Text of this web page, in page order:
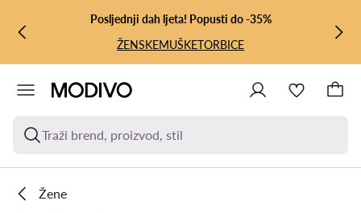
PRIJEĐI NA GLAVNI SADRŽAJ
PRIJEĐI NA PRETRAŽIVANJE
Posljednji dah ljeta! Popusti do -35%
ŽENSKEMUŠKETORBICE
Traži brend, proizvod, stil
Žene